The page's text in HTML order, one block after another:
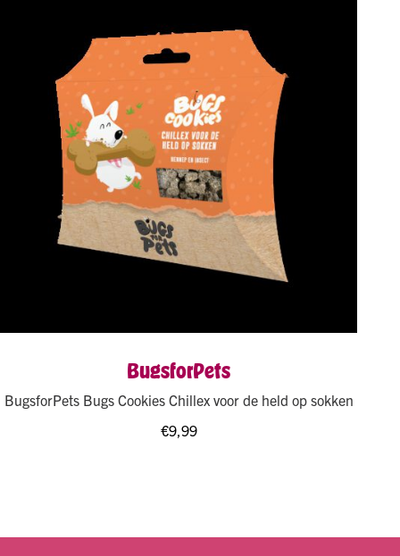
BugsforPets
BugsforPets Bugs Cookies Chillex voor de held op sokken
€9,99